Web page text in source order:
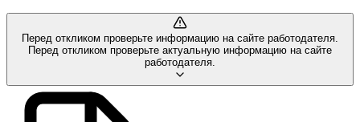
Перед откликом проверьте информацию на сайте работодателя.
Перед откликом проверьте актуальную информацию на сайте
работодателя.